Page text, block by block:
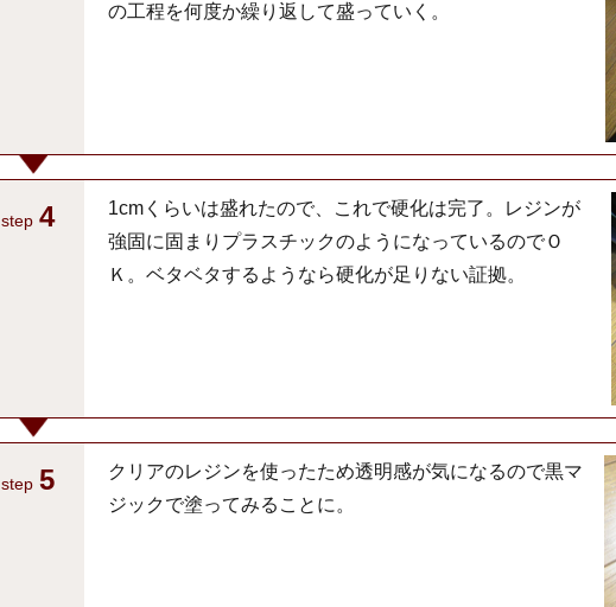
の工程を何度か繰り返して盛っていく。
step 4
1cmくらいは盛れたので、これで硬化は完了。レジンが
強固に固まりプラスチックのようになっているのでＯ
Ｋ。ベタベタするようなら硬化が足りない証拠。
step 5
クリアのレジンを使ったため透明感が気になるので黒マ
ジックで塗ってみることに。